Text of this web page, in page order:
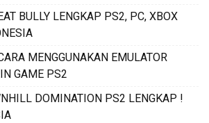
BULLY LENGKAP PS2, PC, XBOX
MENGGUNAKAN EMULATOR
GAME PS2
DOMINATION PS2 LENGKAP !